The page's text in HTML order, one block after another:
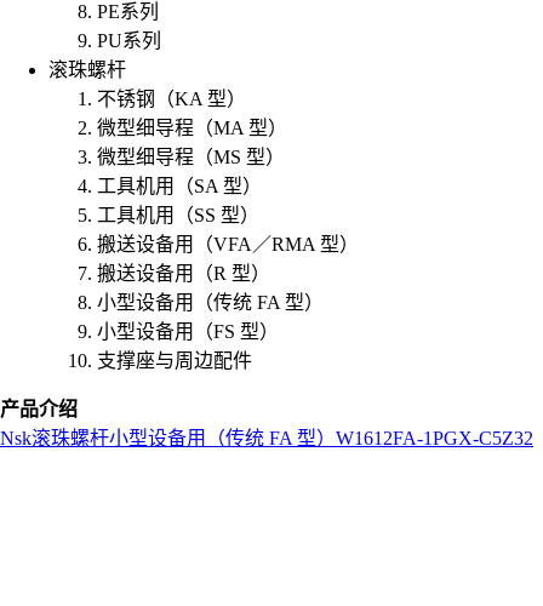
PE系列
PU系列
滚珠螺杆
不锈钢（KA 型）
微型细导程（MA 型）
微型细导程（MS 型）
工具机用（SA 型）
工具机用（SS 型）
搬送设备用（VFA／RMA 型）
搬送设备用（R 型）
小型设备用（传统 FA 型）
小型设备用（FS 型）
支撑座与周边配件
产品介绍
Nsk滚珠螺杆小型设备用（传统 FA 型） W1612FA-1PGX-C5Z32